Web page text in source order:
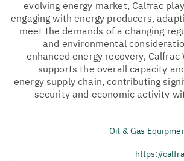
evolving energy market, Calfrac
engaging with energy producers,
meet the demands of a changing
and environmental
enhanced energy recovery, Calfrac
supports the overall capacity
energy supply chain, contributing
security and economic activity
Oil & Gas
https://